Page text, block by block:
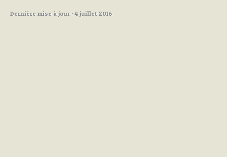
Dernière mise à jour : 4 juillet 2016